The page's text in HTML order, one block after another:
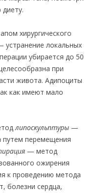
хирургического
устранение локальных
убирается до 50
при
живота. Адипоциты
как имеют мало
липоскульптуры —
путем перемещения
— метод
ожирения
к проведению метода
болезни сердца,